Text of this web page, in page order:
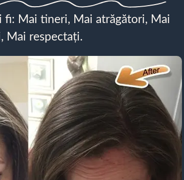
fi: Mai tineri, Mai atrăgători, Mai
Mai respectați.